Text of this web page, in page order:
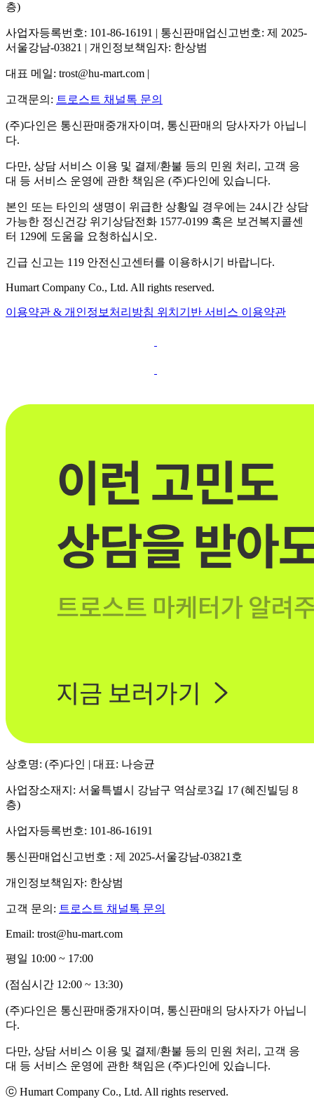
층)
사업자등록번호: 101-86-16191 | 통신판매업신고번호: 제 2025-
서울강남-03821 | 개인정보책임자: 한상범
대표 메일: trost@hu-mart.com |
고객문의: 트로스트 채널톡 문의
(주)다인은 통신판매중개자이며, 통신판매의 당사자가 아닙니
다.
다만, 상담 서비스 이용 및 결제/환불 등의 민원 처리, 고객 응
대 등 서비스 운영에 관한 책임은 (주)다인에 있습니다.
본인 또는 타인의 생명이 위급한 상황일 경우에는 24시간 상담
가능한 정신건강 위기상담전화 1577-0199 혹은 보건복지콜센
터 129에 도움을 요청하십시오.
긴급 신고는 119 안전신고센터를 이용하시기 바랍니다.
Humart Company Co., Ltd. All rights reserved.
이용약관 & 개인정보처리방침 위치기반 서비스 이용약관
상호명: (주)다인 | 대표: 나승균
사업장소재지: 서울특별시 강남구 역삼로3길 17 (혜진빌딩 8
층)
사업자등록번호: 101-86-16191
통신판매업신고번호 : 제 2025-서울강남-03821호
개인정보책임자: 한상범
고객 문의: 트로스트 채널톡 문의
Email: trost@hu-mart.com
평일 10:00 ~ 17:00
(점심시간 12:00 ~ 13:30)
(주)다인은 통신판매중개자이며, 통신판매의 당사자가 아닙니
다.
다만, 상담 서비스 이용 및 결제/환불 등의 민원 처리, 고객 응
대 등 서비스 운영에 관한 책임은 (주)다인에 있습니다.
ⓒ Humart Company Co., Ltd. All rights reserved.